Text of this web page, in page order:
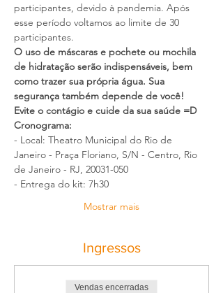
participantes, devido à pandemia. Após
esse período voltamos ao limite de 30
participantes.
O uso de máscaras e pochete ou mochila
de hidratação serão indispensáveis, bem
como trazer sua própria água. Sua
segurança também depende de você!
Evite o contágio e cuide da sua saúde =D
Cronograma:
- Local: Theatro Municipal do Rio de
Janeiro - Praça Floriano, S/N - Centro, Rio
de Janeiro - RJ, 20031-050
- Entrega do kit: 7h30
Mostrar mais
Ingressos
Vendas encerradas